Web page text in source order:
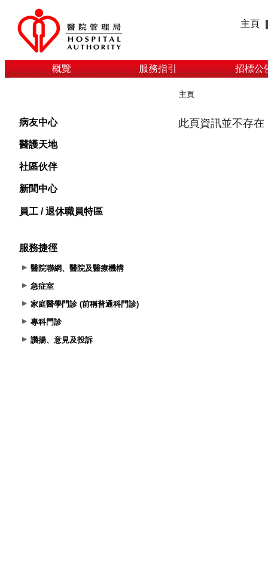
主頁
概覽 服務指引 招標公
病友中心
醫護天地
社區伙伴
新聞中心
員工 / 退休職員特區
服務捷徑
醫院聯網、醫院及醫療機構
急症室
家庭醫學門診 (前稱普通科門診)
專科門診
讚揚、意見及投訴
主頁